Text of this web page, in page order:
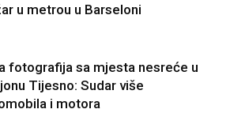
u metrou u Barseloni
fotografija sa mjesta nesreće u
Tijesno: Sudar više
i motora